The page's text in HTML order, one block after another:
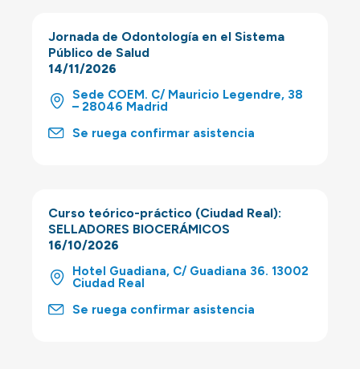
Jornada de Odontología en el Sistema
Público de Salud
14/11/2026
Sede COEM. C/ Mauricio Legendre, 38
– 28046 Madrid
Se ruega confirmar asistencia
Curso teórico-práctico (Ciudad Real):
SELLADORES BIOCERÁMICOS
16/10/2026
Hotel Guadiana, C/ Guadiana 36. 13002
Ciudad Real
Se ruega confirmar asistencia